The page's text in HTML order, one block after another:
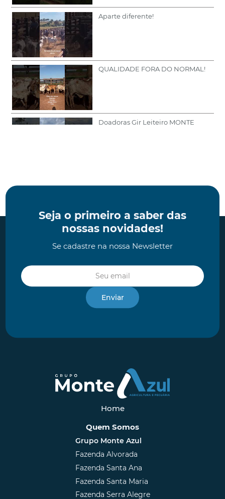
Aparte diferente!
QUALIDADE FORA DO NORMAL!
Doadoras Gir Leiteiro MONTE
Seja o primeiro a saber das
nossas novidades!
Se cadastre na nossa Newsletter
Home
Quem Somos
Grupo Monte Azul
Fazenda Alvorada
Fazenda Santa Ana
Fazenda Santa Maria
Fazenda Serra Alegre